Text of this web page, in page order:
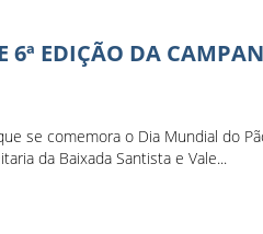
6ª EDIÇÃO DA
se comemora o Dia Mundial do
da Baixada Santista e Vale...